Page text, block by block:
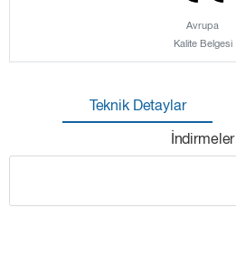
Avrupa
Kalite Belgesi
Teknik Detaylar
İndirmeler